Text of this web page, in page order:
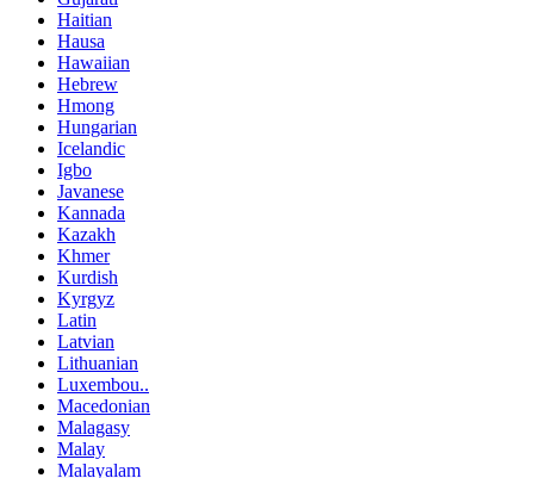
Haitian
Hausa
Hawaiian
Hebrew
Hmong
Hungarian
Icelandic
Igbo
Javanese
Kannada
Kazakh
Khmer
Kurdish
Kyrgyz
Latin
Latvian
Lithuanian
Luxembou..
Macedonian
Malagasy
Malay
Malayalam